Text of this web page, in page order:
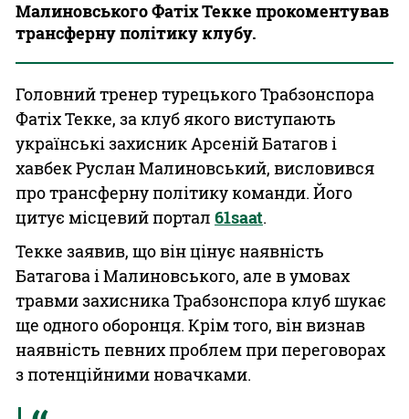
Малиновського Фатіх Текке прокоментував
трансферну політику клубу.
Головний тренер турецького Трабзонспора
Фатіх Текке, за клуб якого виступають
українські захисник Арсеній Батагов і
хавбек Руслан Малиновський, висловився
про трансферну політику команди. Його
цитує місцевий портал 61saat.
Текке заявив, що він цінує наявність
Батагова і Малиновського, але в умовах
травми захисника Трабзонспора клуб шукає
ще одного оборонця. Крім того, він визнав
наявність певних проблем при переговорах
з потенційними новачками.